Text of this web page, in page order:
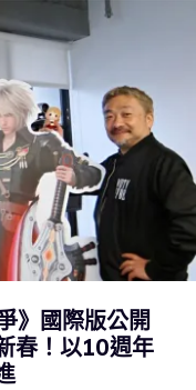
》國際版公開
春！以10週年